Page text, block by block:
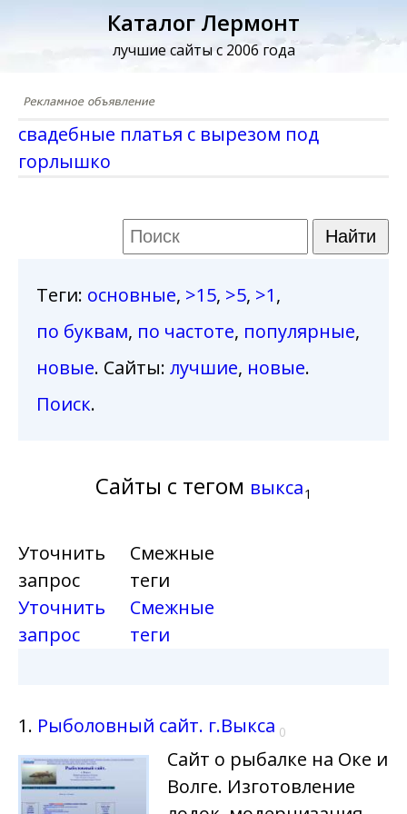
Каталог Лермонт
лучшие сайты с 2006 года
свадебные платья с вырезом под
горлышко
Теги: основные, >15, >5, >1,
по буквам, по частоте, популярные,
новые. Сайты: лучшие, новые.
Поиск.
Сайты с тегом выкса1
Уточнить
запрос
Уточнить
запрос
Смежные
теги
Смежные
теги
1. Рыболовный сайт. г.Выкса 0
Сайт о рыбалке на Оке и
Волге. Изготовление